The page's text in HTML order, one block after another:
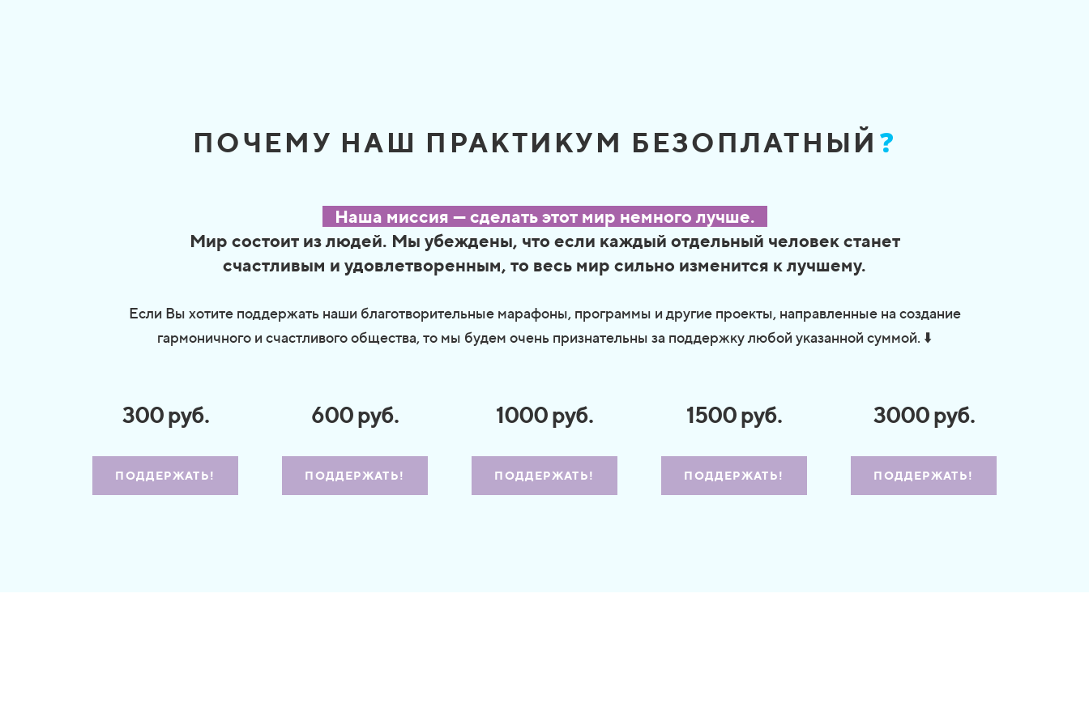
ПОЧЕМУ НАШ ПРАКТИКУМ БЕЗОПЛАТНЫЙ ❓
Наша миссия — сделать этот мир немного лучше.
Мир состоит из людей. Мы убеждены, что если каждый отдельный человек станет
счастливым и удовлетворенным, то весь мир сильно изменится к лучшему.
Если Вы хотите поддержать наши благотворительные марафоны, программы и другие проекты, направленные на создание
гармоничного и счастливого общества, то мы будем очень признательны за поддержку любой указанной суммой. ⬇️
300 руб.
ПОДДЕРЖАТЬ!
600 руб.
ПОДДЕРЖАТЬ!
1000 руб.
ПОДДЕРЖАТЬ!
1500 руб.
ПОДДЕРЖАТЬ!
3000 руб.
ПОДДЕРЖАТЬ!